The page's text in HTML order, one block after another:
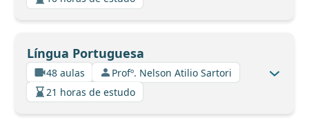
Língua Portuguesa
48 aulas
Profº. Nelson Atilio Sartori
21 horas de estudo